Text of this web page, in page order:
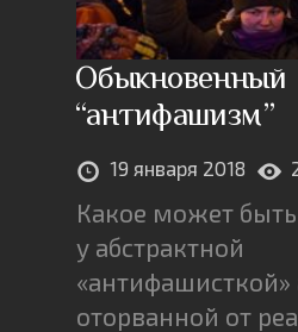
Обыкновенный
“антифашизм”
19 января 2018
Какое может
у абстрактной
«антифашисткой»
оторванной от